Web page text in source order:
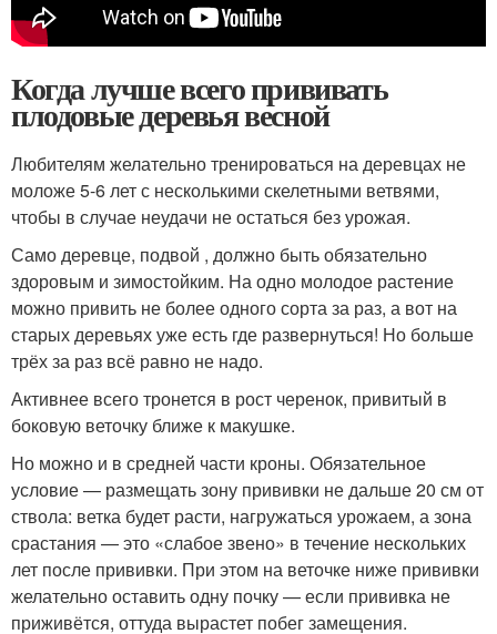
Когда лучше всего прививать
плодовые деревья весной
Любителям желательно тренироваться на деревцах не
моложе 5-6 лет с несколькими скелетными ветвями,
чтобы в случае неудачи не остаться без урожая.
Само деревце, подвой , должно быть обязательно
здоровым и зимостойким. На одно молодое растение
можно привить не более одного сорта за раз, а вот на
старых деревьях уже есть где развернуться! Но больше
трёх за раз всё равно не надо.
Активнее всего тронется в рост черенок, привитый в
боковую веточку ближе к макушке.
Но можно и в средней части кроны. Обязательное
условие — размещать зону прививки не дальше 20 см от
ствола: ветка будет расти, нагружаться урожаем, а зона
срастания — это «слабое звено» в течение нескольких
лет после прививки. При этом на веточке ниже прививки
желательно оставить одну почку — если прививка не
приживётся, оттуда вырастет побег замещения.